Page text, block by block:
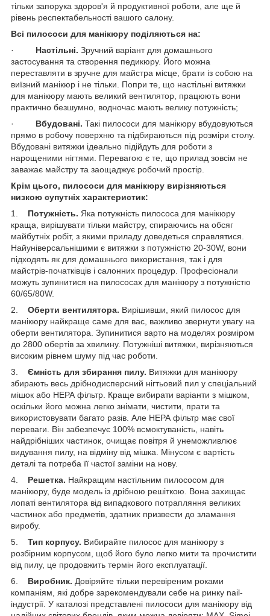
тільки запорука здоров'я й продуктивної роботи, але ще й
рівень респектабельності вашого салону.
Всі пилососи для манікюру поділяються на:
· Настільні. Зручний варіант для домашнього
застосування та створення педикюру. Його можна
переставляти в зручне для майстра місце, брати із собою на
виїзний манікюр і не тільки. Попри те, що настільні витяжки
для манікюру мають великий вентилятор, працюють вони
практично безшумно, водночас мають велику потужність;
· Вбудовані. Такі пилососи для манікюру вбудовуються
прямо в робочу поверхню та підбираються під розміри столу.
Вбудовані витяжки ідеально підійдуть для роботи з
нарощеними нігтями. Перевагою є те, що прилад зовсім не
заважає майстру та заощаджує робочий простір.
Крім цього, пилососи для манікюру вирізняються
низкою супутніх характеристик:
1. Потужність. Яка потужність пилососа для манікюру
краща, вирішувати тільки майстру, спираючись на обсяг
майбутніх робіт, з якими приладу доведеться справлятися.
Найуніверсальнішими є витяжки з потужністю 20-30W, вони
підходять як для домашнього використання, так і для
майстрів-початківців і салонних процедур. Професіонали
можуть зупинитися на пилососах для манікюру з потужністю
60/65/80W.
2. Оберти вентилятора. Вирішивши, який пилосос для
манікюру найкраще саме для вас, важливо звернути увагу на
оберти вентилятора. Зупинитися варто на моделях розміром
до 2800 обертів за хвилину. Потужніші витяжки, вирізняються
високим рівнем шуму під час роботи.
3. Ємність для збирання пилу. Витяжки для манікюру
збирають весь дрібнодисперсний нігтьовий пил у спеціальний
мішок або НЕРА фільтр. Краще вибирати варіанти з мішком,
оскільки його можна легко знімати, чистити, прати та
використовувати багато разів. Але НЕРА фільтр має свої
переваги. Він забезпечує 100% всмоктуваність, навіть
найдрібніших частинок, очищає повітря й унеможливлює
видування пилу, на відміну від мішка. Мінусом є вартість
деталі та потреба її частої заміни на нову.
4. Решетка. Найкращим настільним пилососом для
манікюру, буде модель із дрібною решіткою. Вона захищає
лопаті вентилятора від випадкового потрапляння великих
частинок або предметів, здатних призвести до зламання
виробу.
5. Тип корпусу. Вибирайте пилосос для манікюру з
розбірним корпусом, щоб його було легко мити та прочистити
від пилу, це продовжить термін його експлуатації.
6. Виробник. Довіряйте тільки перевіреним роками
компаніям, які добре зарекомендували себе на ринку nail-
індустрії. У каталозі представлені пилососи для манікюру від